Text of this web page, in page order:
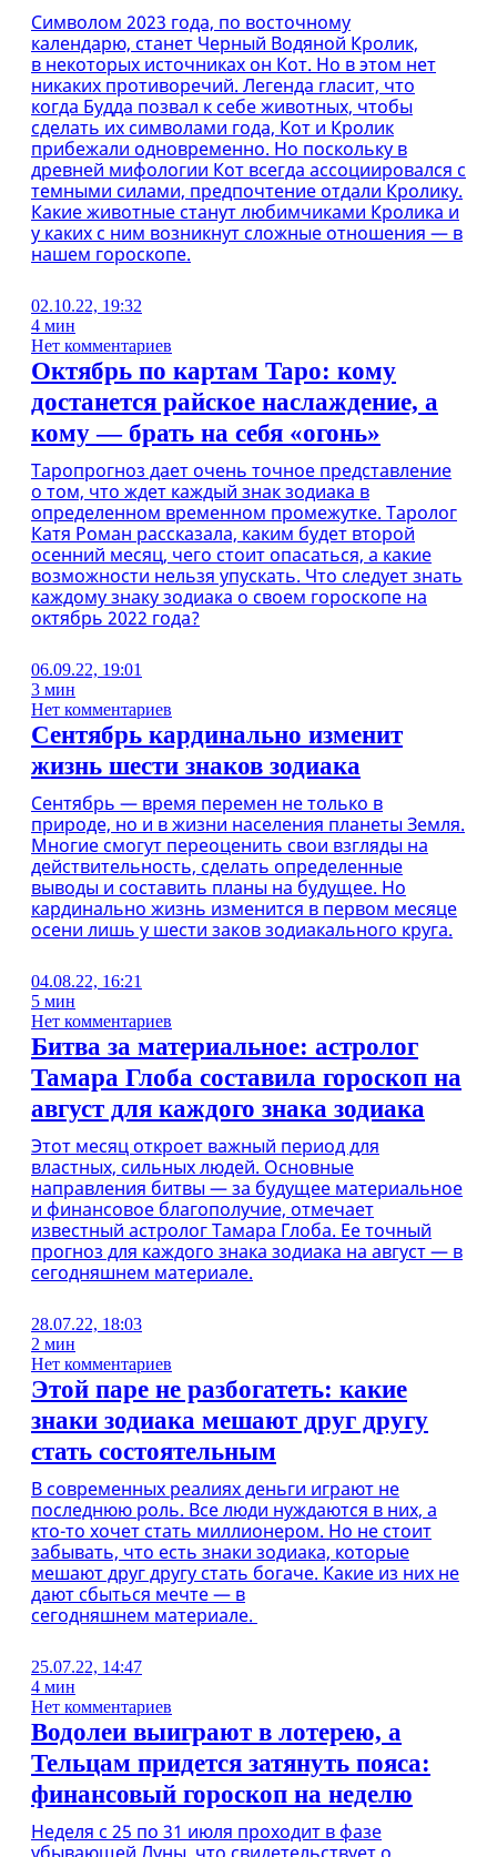
Символом 2023 года, по восточному
календарю, станет Черный Водяной Кролик,
в некоторых источниках он Кот. Но в этом нет
никаких противоречий. Легенда гласит, что
когда Будда позвал к себе животных, чтобы
сделать их символами года, Кот и Кролик
прибежали одновременно. Но поскольку в
древней мифологии Кот всегда ассоциировался с
темными силами, предпочтение отдали Кролику.
Какие животные станут любимчиками Кролика и
у каких с ним возникнут сложные отношения — в
нашем гороскопе.
02.10.22, 19:32
4 мин
Нет комментариев
Октябрь по картам Таро: кому
достанется райское наслаждение, а
кому — брать на себя «огонь»
Таропрогноз дает очень точное представление
о том, что ждет каждый знак зодиака в
определенном временном промежутке. Таролог
Катя Роман рассказала, каким будет второй
осенний месяц, чего стоит опасаться, а какие
возможности нельзя упускать. Что следует знать
каждому знаку зодиака о своем гороскопе на
октябрь 2022 года?
06.09.22, 19:01
3 мин
Нет комментариев
Сентябрь кардинально изменит
жизнь шести знаков зодиака
Сентябрь — время перемен не только в
природе, но и в жизни населения планеты Земля.
Многие смогут переоценить свои взгляды на
действительность, сделать определенные
выводы и составить планы на будущее. Но
кардинально жизнь изменится в первом месяце
осени лишь у шести заков зодиакального круга.
04.08.22, 16:21
5 мин
Нет комментариев
Битва за материальное: астролог
Тамара Глоба составила гороскоп на
август для каждого знака зодиака
Этот месяц откроет важный период для
властных, сильных людей. Основные
направления битвы — за будущее материальное
и финансовое благополучие, отмечает
известный астролог Тамара Глоба. Ее точный
прогноз для каждого знака зодиака на август — в
сегодняшнем материале.
28.07.22, 18:03
2 мин
Нет комментариев
Этой паре не разбогатеть: какие
знаки зодиака мешают друг другу
стать состоятельным
В современных реалиях деньги играют не
последнюю роль. Все люди нуждаются в них, а
кто-то хочет стать миллионером. Но не стоит
забывать, что есть знаки зодиака, которые
мешают друг другу стать богаче. Какие из них не
дают сбыться мечте — в
сегодняшнем материале.
25.07.22, 14:47
4 мин
Нет комментариев
Водолеи выиграют в лотерею, а
Тельцам придется затянуть пояса:
финансовый гороскоп на неделю
Неделя с 25 по 31 июля проходит в фазе